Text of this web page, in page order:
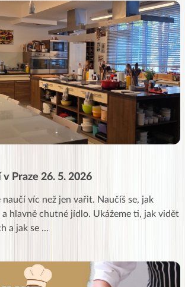
Praze 26. 5. 2026
víc než jen vařit. Naučíš se, jak
hlavně chutné jídlo. Ukážeme ti, jak vidět
a jak se ...